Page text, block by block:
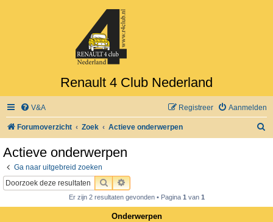
Renault 4 Club Nederland
V&A Aanmelden
Registreer
Forumoverzicht Zoek Actieve onderwerpen
Actieve onderwerpen
Ga naar uitgebreid zoeken
ZOEKUITGEBREID ZOEKEN
Er zijn 2 resultaten gevonden • Pagina 1van 1
Onderwerpen